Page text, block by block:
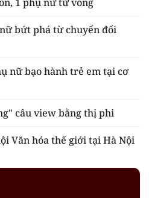
bứt phá từ chuyển đổi
nữ bạo hành trẻ em tại cơ
câu view bằng thị phi
Văn hóa thế giới tại Hà Nội